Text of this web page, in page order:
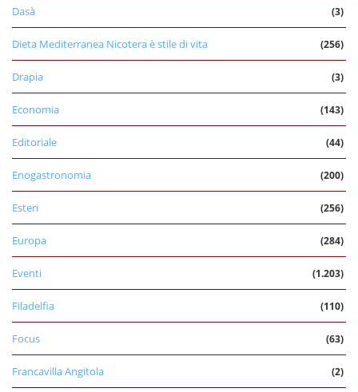
Dasà (3)
Dieta Mediterranea Nicotera è stile di vita (256)
Drapia (3)
Economia (143)
Editoriale (44)
Enogastronomia (200)
Esteri (256)
Europa (284)
Eventi (1.203)
Filadelfia (110)
Focus (63)
Francavilla Angitola (2)